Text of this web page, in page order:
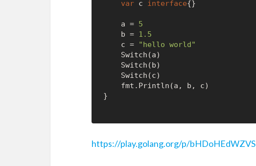
var c interface{}
	a =
5
	b =
1.5
	c =
"hello world"
}
https://play.golang.org/p/bHDoHEdWZVS